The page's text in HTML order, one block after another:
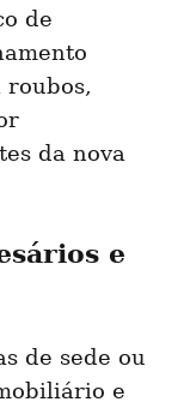
de
roubos,
da nova
e
de sede ou
e